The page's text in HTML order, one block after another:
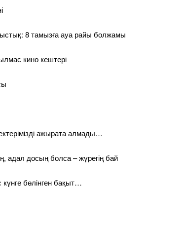
8 тамызға ауа райы болжамы
кино кештері
ажырата алмады…
адал досың болса – жүрегің бай
бөлінген бақыт…